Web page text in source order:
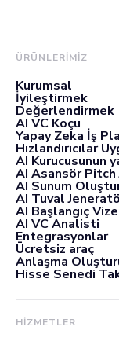
ÜRÜNLERIMIZ
Kurumsal
İyileştirmek
Değerlendirmek
AI VC Koçu
Yapay Zeka İş
Hızlandırıcılar
AI Kurucusunun
AI Asansör
AI Sunum
AI Tuval
AI Başlangıç
AI VC Analisti
Entegrasyonlar
Ücretsiz araç
Anlaşma
Hisse Senedi
HİZMETLER